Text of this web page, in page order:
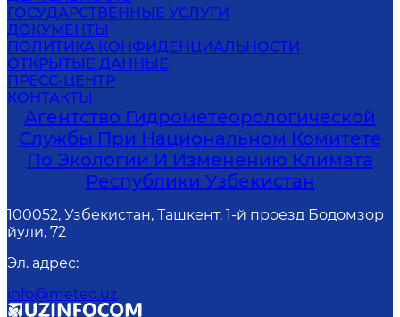
ГОСУДАРСТВЕННЫЕ УСЛУГИ
ДОКУМЕНТЫ
ПОЛИТИКА КОНФИДЕНЦИАЛЬНОСТИ
ОТКРЫТЫЕ ДАННЫЕ
ПРЕСС-ЦЕНТР
КОНТАКТЫ
Агентство Гидрометеорологической
Службы При Национальном Комитете
По Экологии И Изменению Климата
Республики Узбекистан
100052, Узбекистан, Ташкент, 1-й проезд Бодомзор
йули, 72
Эл. адрес:
info@meteo.uz